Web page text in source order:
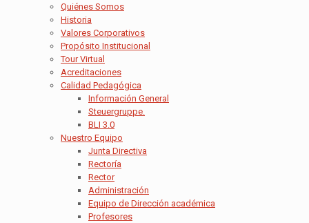
Quiénes Somos
Historia
Valores Corporativos
Propósito Institucional
Tour Virtual
Acreditaciones
Calidad Pedagógica
Información General
Steuergruppe.
BLI 3.0
Nuestro Equipo
Junta Directiva
Rectoría
Rector
Administración
Equipo de Dirección académica
Profesores